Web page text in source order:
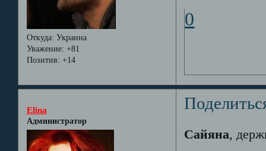
Откуда: Украина
Уважение: +81
Позитив: +14
0
Elina
Администратор
Сайяна,